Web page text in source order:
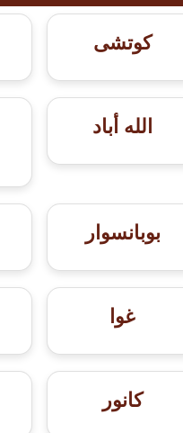
كوتشى
الله أباد
بوبانسوار
غوا
كانور